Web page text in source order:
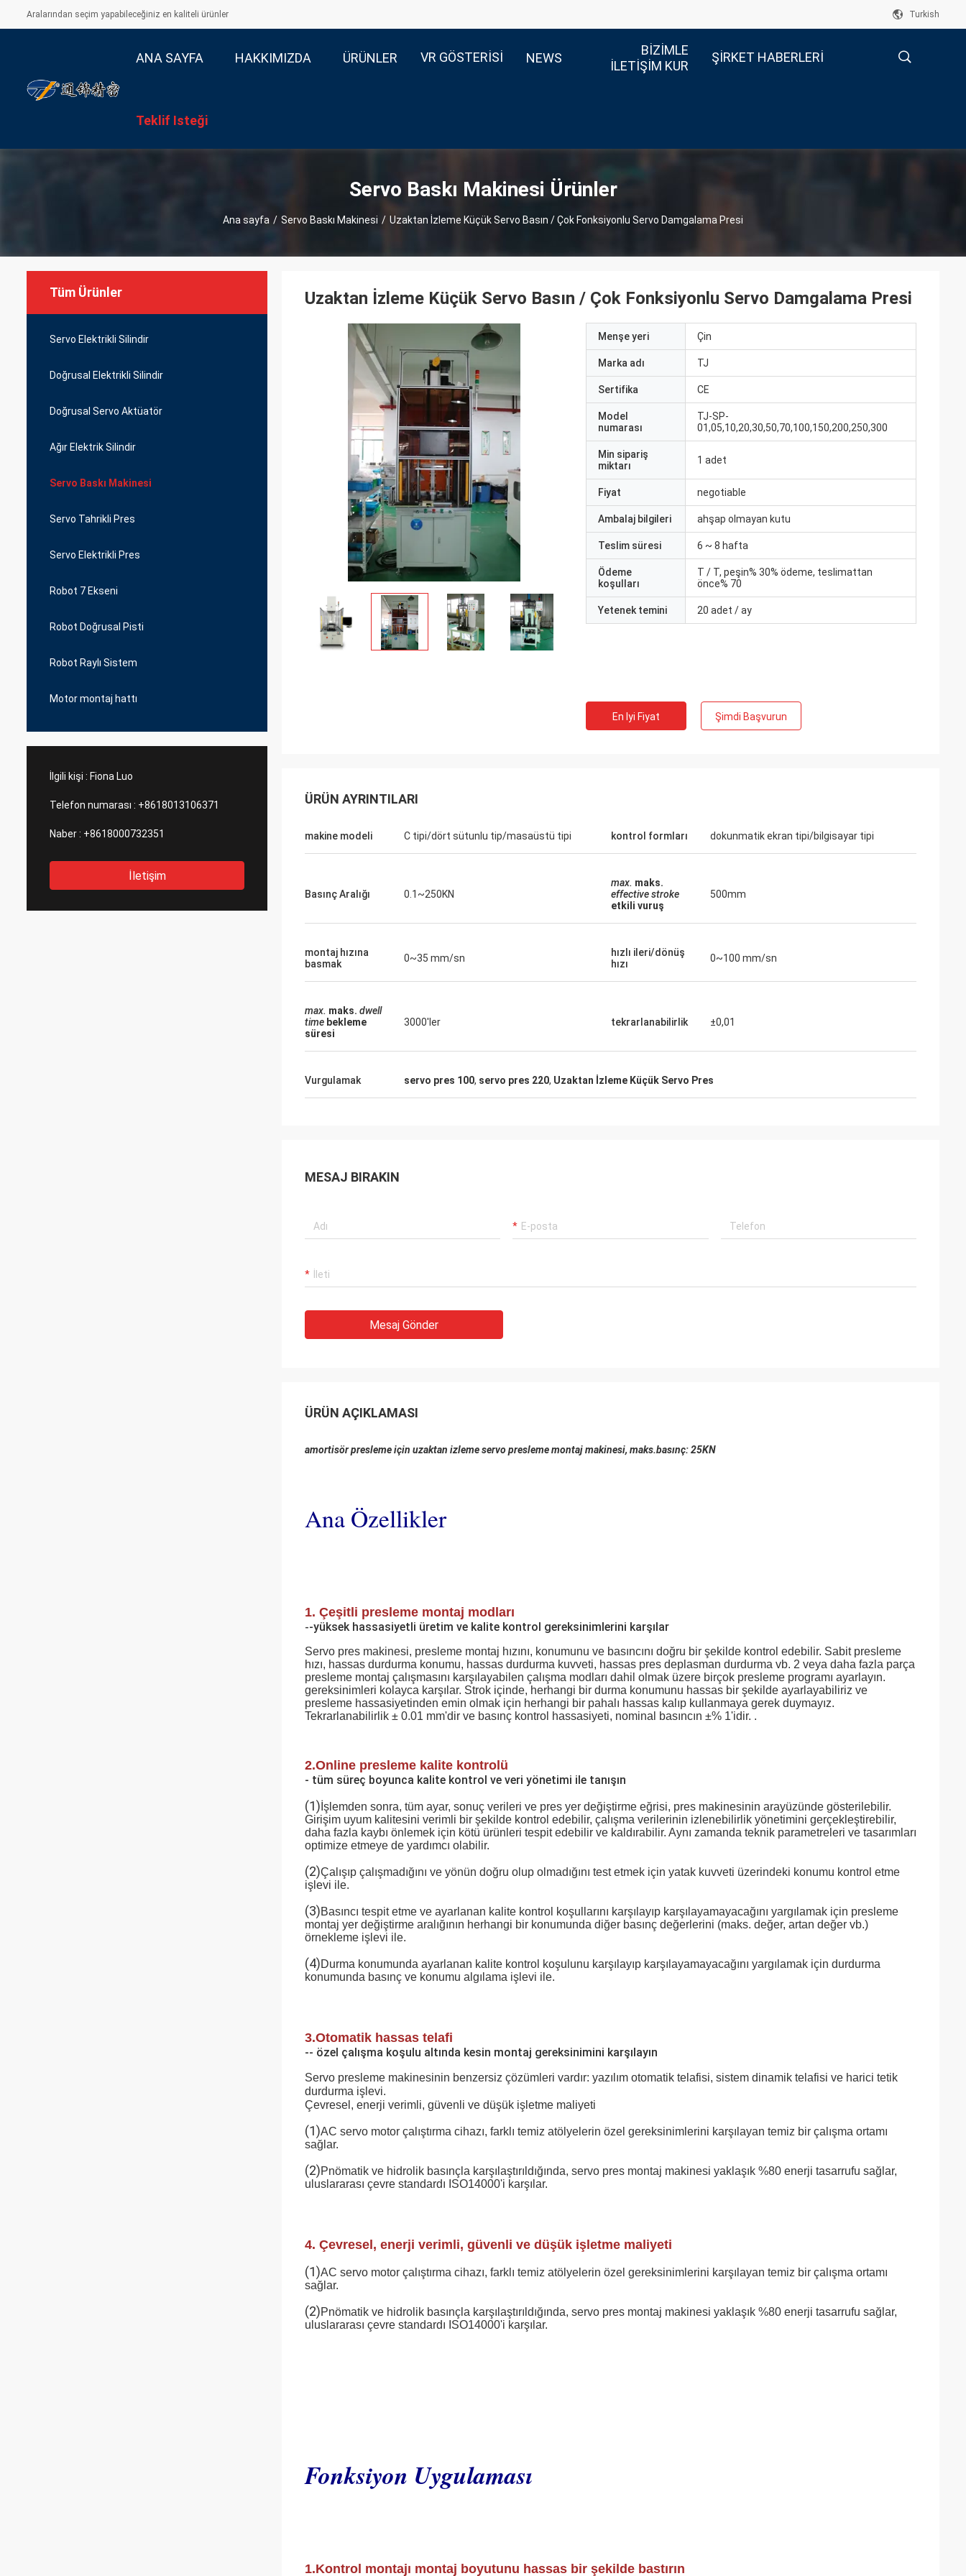
Aralarından seçim yapabileceğiniz en kaliteli ürünler Turkish
ANA SAYFA HAKKIMIZDA ÜRÜNLER VR GÖSTERISI NEWS
BIZIMLE
ILETIŞIM KUR
ŞIRKET HABERLERI
Teklif Isteği
Servo Baskı Makinesi Ürünler
Ana sayfa / Servo Baskı Makinesi / Uzaktan İzleme Küçük Servo Basın / Çok Fonksiyonlu Servo Damgalama Presi
Tüm Ürünler
Servo Elektrikli Silindir
Doğrusal Elektrikli Silindir
Doğrusal Servo Aktüatör
Ağır Elektrik Silindir
Servo Baskı Makinesi
Servo Tahrikli Pres
Servo Elektrikli Pres
Robot 7 Ekseni
Robot Doğrusal Pisti
Robot Raylı Sistem
Motor montaj hattı
İlgili kişi : Fiona Luo
Telefon numarası : +8618013106371
Naber : +8618000732351
İletişim
Uzaktan İzleme Küçük Servo Basın / Çok Fonksiyonlu Servo Damgalama Presi
Menşe yeri Çin
Marka adı TJ
Sertifika CE
Model
numarası
TJ-SP-
01,05,10,20,30,50,70,100,150,200,250,300
Min sipariş
miktarı
1 adet
Fiyat negotiable
Ambalaj bilgileri ahşap olmayan kutu
Teslim süresi 6 ~ 8 hafta
Ödeme
koşulları
T / T, peşin% 30% ödeme, teslimattan
önce% 70
Yetenek temini 20 adet / ay
En Iyi Fiyat Şimdi Başvurun
ÜRÜN AYRINTILARI
makine modeli C tipi/dört sütunlu tip/masaüstü tipi kontrol formları dokunmatik ekran tipi/bilgisayar tipi
Basınç Aralığı 0.1~250KN
max. maks.
effective stroke
etkili vuruş
500mm
montaj hızına
basmak
0~35 mm/sn
hızlı ileri/dönüş
hızı
0~100 mm/sn
max. maks. dwell
time bekleme
süresi
3000'ler tekrarlanabilirlik ±0,01
Vurgulamak servo pres 100, servo pres 220, Uzaktan İzleme Küçük Servo Pres
MESAJ BIRAKIN
Mesaj Gönder
ÜRÜN AÇIKLAMASI
amortisör presleme için uzaktan izleme servo presleme montaj makinesi, maks.basınç: 25KN
Ana Özellikler
1. Çeşitli presleme montaj modları
--yüksek hassasiyetli üretim ve kalite kontrol gereksinimlerini karşılar
Servo pres makinesi, presleme montaj hızını, konumunu ve basıncını doğru bir şekilde kontrol edebilir. Sabit presleme
hızı, hassas durdurma konumu, hassas durdurma kuvveti, hassas pres deplasman durdurma vb. 2 veya daha fazla parça
presleme montaj çalışmasını karşılayabilen çalışma modları dahil olmak üzere birçok presleme programı ayarlayın.
gereksinimleri kolayca karşılar. Strok içinde, herhangi bir durma konumunu hassas bir şekilde ayarlayabiliriz ve
presleme hassasiyetinden emin olmak için herhangi bir pahalı hassas kalıp kullanmaya gerek duymayız.
Tekrarlanabilirlik ± 0.01 mm'dir ve basınç kontrol hassasiyeti, nominal basıncın ±% 1'idir. .
2.Online presleme kalite kontrolü
- tüm süreç boyunca kalite kontrol ve veri yönetimi ile tanışın
(1) İşlemden sonra, tüm ayar, sonuç verileri ve pres yer değiştirme eğrisi, pres makinesinin arayüzünde gösterilebilir.
Girişim uyum kalitesini verimli bir şekilde kontrol edebilir, çalışma verilerinin izlenebilirlik yönetimini gerçekleştirebilir,
daha fazla kaybı önlemek için kötü ürünleri tespit edebilir ve kaldırabilir. Aynı zamanda teknik parametreleri ve tasarımları
optimize etmeye de yardımcı olabilir.
(2)Çalışıp çalışmadığını ve yönün doğru olup olmadığını test etmek için yatak kuvveti üzerindeki konumu kontrol etme
işlevi ile.
(3)Basıncı tespit etme ve ayarlanan kalite kontrol koşullarını karşılayıp karşılayamayacağını yargılamak için presleme
montaj yer değiştirme aralığının herhangi bir konumunda diğer basınç değerlerini (maks. değer, artan değer vb.)
örnekleme işlevi ile.
(4)Durma konumunda ayarlanan kalite kontrol koşulunu karşılayıp karşılayamayacağını yargılamak için durdurma
konumunda basınç ve konumu algılama işlevi ile.
3.Otomatik hassas telafi
-- özel çalışma koşulu altında kesin montaj gereksinimini karşılayın
Servo presleme makinesinin benzersiz çözümleri vardır: yazılım otomatik telafisi, sistem dinamik telafisi ve harici tetik
durdurma işlevi.
Çevresel, enerji verimli, güvenli ve düşük işletme maliyeti
(1)AC servo motor çalıştırma cihazı, farklı temiz atölyelerin özel gereksinimlerini karşılayan temiz bir çalışma ortamı
sağlar.
(2)Pnömatik ve hidrolik basınçla karşılaştırıldığında, servo pres montaj makinesi yaklaşık %80 enerji tasarrufu sağlar,
uluslararası çevre standardı ISO14000'i karşılar.
4. Çevresel, enerji verimli, güvenli ve düşük işletme maliyeti
(1)AC servo motor çalıştırma cihazı, farklı temiz atölyelerin özel gereksinimlerini karşılayan temiz bir çalışma ortamı
sağlar.
(2)Pnömatik ve hidrolik basınçla karşılaştırıldığında, servo pres montaj makinesi yaklaşık %80 enerji tasarrufu sağlar,
uluslararası çevre standardı ISO14000'i karşılar.
Fonksiyon Uygulaması
1.Kontrol montajı montaj boyutunu hassas bir şekilde bastırın